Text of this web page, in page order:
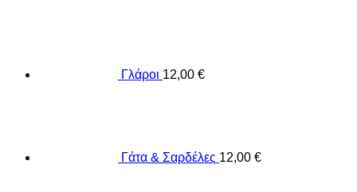
Γλάροι 12,00 €
Γάτα & Σαρδέλες 12,00 €